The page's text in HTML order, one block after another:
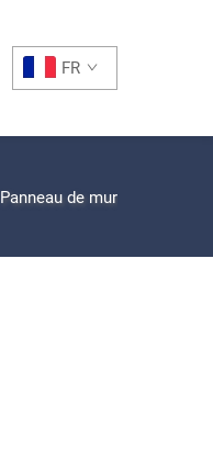
FR
Panneau de mur